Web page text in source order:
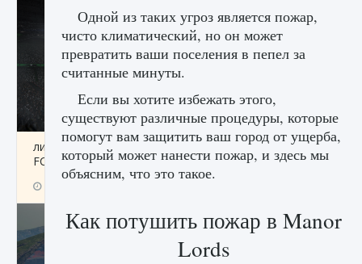
лицензии, лиги, команды и стадионы в EA
FC 25
Одной из таких угроз является пожар,
чисто климатический, но он может
превратить ваши поселения в пепел за
считанные минуты.
Если вы хотите избежать этого,
существуют различные процедуры, которые
помогут вам защитить ваш город от ущерба,
который может нанести пожар, и здесь мы
объясним, что это такое.
Как потушить пожар в Manor
Lords